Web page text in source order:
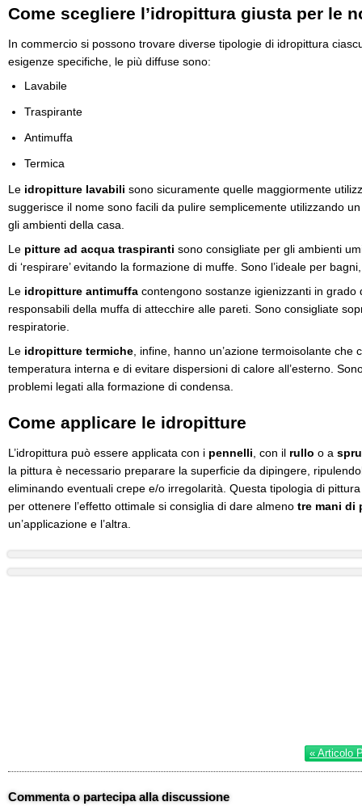
Come scegliere l’idropittura giusta per le
In commercio si possono trovare diverse tipologie di idropittura
esigenze specifiche, le più diffuse sono:
Lavabile
Traspirante
Antimuffa
Termica
Le idropitture lavabili sono sicuramente quelle maggiormente
suggerisce il nome sono facili da pulire semplicemente utilizzando
gli ambienti della casa.
Le pitture ad acqua traspiranti sono consigliate per gli ambienti
di ‘respirare’ evitando la formazione di muffe. Sono l’ideale per
Le idropitture antimuffa contengono sostanze igienizzanti in grado
responsabili della muffa di attecchire alle pareti. Sono consigliate
respiratorie.
Le idropitture termiche , infine, hanno un’azione termoisolante
temperatura interna e di evitare dispersioni di calore all’esterno.
problemi legati alla formazione di condensa.
Come applicare le idropitture
L’idropittura può essere applicata con i pennelli , con il rullo o a
la pittura è necessario preparare la superficie da dipingere,
eliminando eventuali crepe e/o irregolarità. Questa tipologia di
per ottenere l’effetto ottimale si consiglia di dare almeno tre mani di
un’applicazione e l’altra.
« Articolo
Commenta o partecipa alla discussione